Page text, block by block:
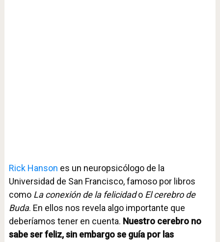
Rick Hanson es un neuropsicólogo de la
Universidad de San Francisco, famoso por libros
como La conexión de la felicidado El cerebro de
Buda. En ellos nos revela algo importante que
deberíamos tener en cuenta. Nuestro cerebro no
sabe ser feliz, sin embargo se guía por las